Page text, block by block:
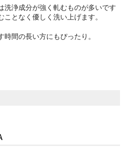
洗浄成分が強く軋むものが多いです
ことなく優しく洗い上げます。
時間の長い方にもぴったり。